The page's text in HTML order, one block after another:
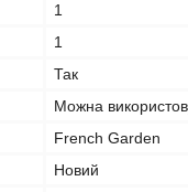
1
1
Так
Можна
French Garden
Новий